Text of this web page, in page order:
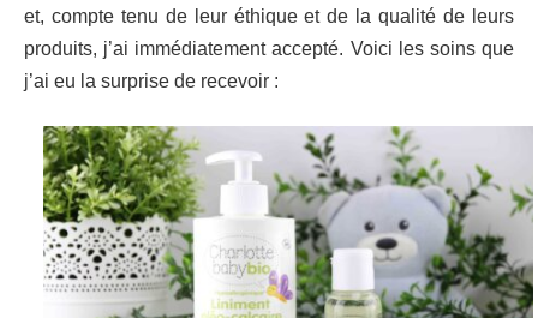
et, compte tenu de leur éthique et de la qualité de leurs
produits, j’ai immédiatement accepté. Voici les soins que
j’ai eu la surprise de recevoir :